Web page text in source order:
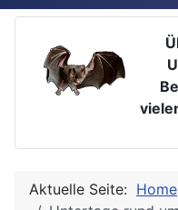
Aktuelle Seite: Home